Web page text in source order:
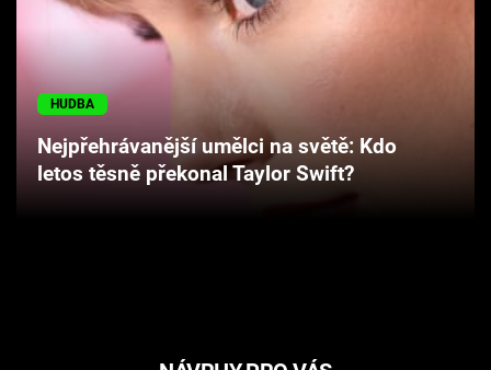
Seriály
Hry
Cool Esport
Pořady
HUDBA
Nejpřehrávanější umělci na světě: Kdo
letos těsně překonal Taylor Swift?